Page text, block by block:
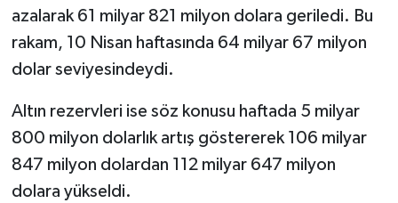
azalarak 61 milyar 821 milyon dolara geriledi. Bu
rakam, 10 Nisan haftasında 64 milyar 67 milyon
dolar seviyesindeydi.
Altın rezervleri ise söz konusu haftada 5 milyar
800 milyon dolarlık artış göstererek 106 milyar
847 milyon dolardan 112 milyar 647 milyon
dolara yükseldi.